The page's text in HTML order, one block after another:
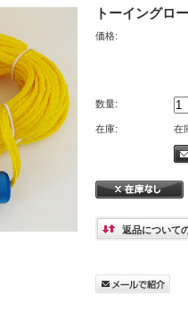
トーイングロ
価格:
数量:
在庫: 在
返品について